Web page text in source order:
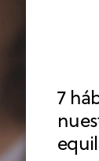
7